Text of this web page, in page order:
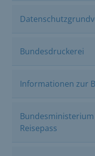
Bundesdruckerei
Informationen zur
Bundesministerium
Reisepass